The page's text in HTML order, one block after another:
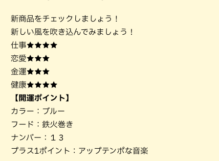
新商品をチェックしましょう！
新しい風を吹き込んでみましょう！
仕事★★★★
恋愛★★★
金運★★★
健康★★★★
【開運ポイント】
カラー：ブルー
フード：鉄火巻き
ナンバー：１３
プラス1ポイント：アップテンポな音楽